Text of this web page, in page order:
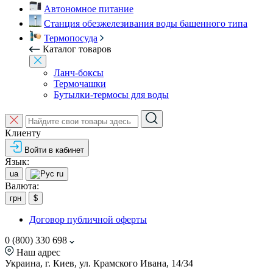
Автономное питание
Станция обезжелезивания воды башенного типа
Термопосуда
Каталог товаров
Ланч-боксы
Термочашки
Бутылки-термосы для воды
Клиенту
Войти в кабинет
Язык:
ua ru
Валюта:
грн $
Договор публичной оферты
0 (800) 330 698
Наш адрес
Украина, г. Киев, ул. Крамского Ивана, 14/34